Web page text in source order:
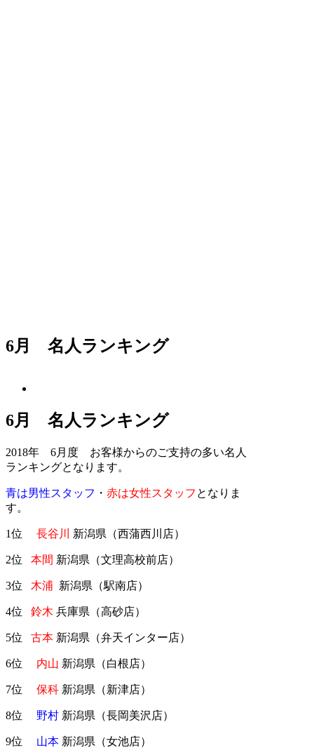
6月 名人ランキング
6月 名人ランキング
2018年 6月度 お客様からのご支持の多い名人
ランキングとなります。
青は男性スタッフ ・ 赤は女性スタッフ となりま
す。
1位 長谷川 新潟県（西蒲西川店）
2位 本間 新潟県（文理高校前店）
3位 木浦 新潟県（駅南店）
4位 鈴木 兵庫県（高砂店）
5位 古本 新潟県（弁天インター店）
6位 内山 新潟県（白根店）
7位 保科 新潟県（新津店）
8位 野村 新潟県（長岡美沢店）
9位 山本 新潟県（女池店）